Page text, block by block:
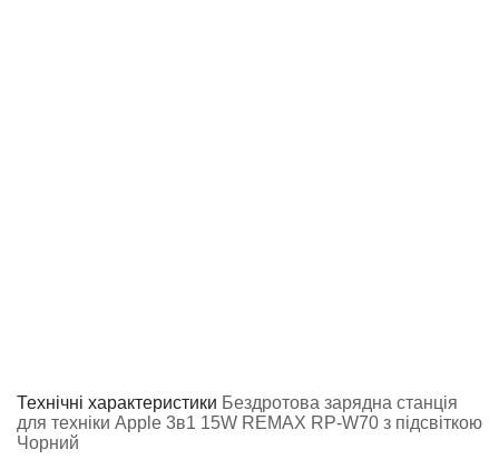
Технічні характеристики Бездротова зарядна станція
для техніки Apple 3в1 15W REMAX RP-W70 з підсвіткою
Чорний